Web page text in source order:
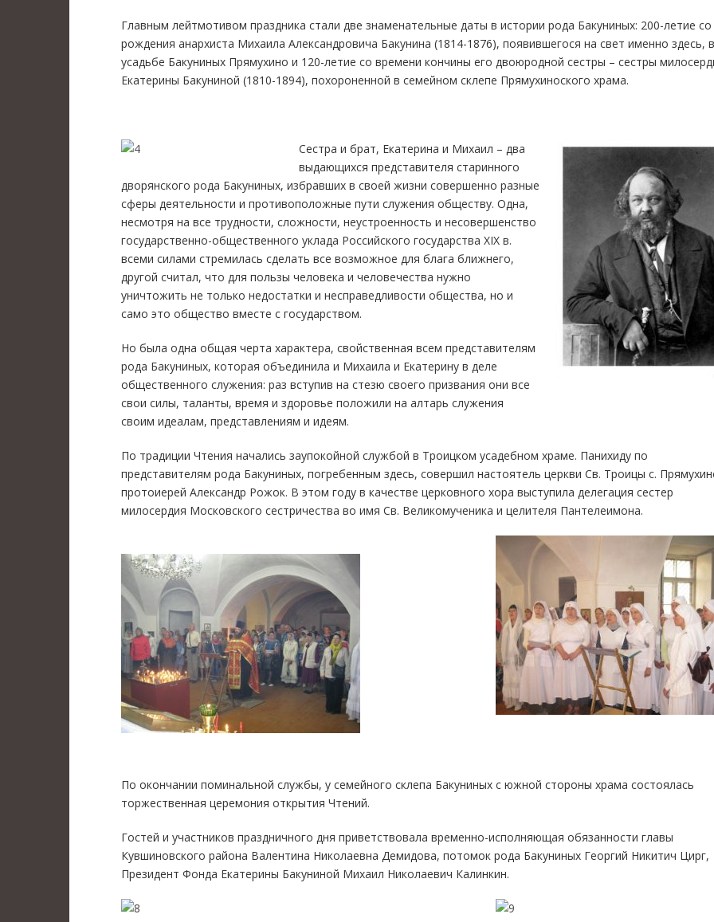
Главным лейтмотивом праздника стали две знаменательные даты в истории рода Бакуниных: 200-летие
рождения анархиста Михаила Александровича Бакунина (1814-1876), появившегося на свет именно здесь, в
усадьбе Бакуниных Прямухино и 120-летие со времени кончины его двоюродной сестры – сестры
Екатерины Бакуниной (1810-1894), похороненной в семейном склепе Прямухиноского храма.
Сестра и брат, Екатерина и Михаил – два
выдающихся представителя старинного
дворянского рода Бакуниных, избравших в своей жизни совершенно разные
сферы деятельности и противоположные пути служения обществу. Одна,
несмотря на все трудности, сложности, неустроенность и несовершенство
государственно-общественного уклада Российского государства XIX в.
всеми силами стремилась сделать все возможное для блага ближнего,
другой считал, что для пользы человека и человечества нужно
уничтожить не только недостатки и несправедливости общества, но и
само это общество вместе с государством.
Но была одна общая черта характера, свойственная всем представителям
рода Бакуниных, которая объединила и Михаила и Екатерину в деле
общественного служения: раз вступив на стезю своего призвания они все
свои силы, таланты, время и здоровье положили на алтарь служения
своим идеалам, представлениям и идеям.
По традиции Чтения начались заупокойной службой в Троицком усадебном храме. Панихиду по
представителям рода Бакуниных, погребенным здесь, совершил настоятель церкви Св. Троицы с.
протоиерей Александр Рожок. В этом году в качестве церковного хора выступила делегация сестер
милосердия Московского сестричества во имя Св. Великомученика и целителя Пантелеимона.
По окончании поминальной службы, у семейного склепа Бакуниных с южной стороны храма состоялась
торжественная церемония открытия Чтений.
Гостей и участников праздничного дня приветствовала временно-исполняющая обязанности главы
Кувшиновского района Валентина Николаевна Демидова, потомок рода Бакуниных Георгий Никитич Цирг,
Президент Фонда Екатерины Бакуниной Михаил Николаевич Калинкин.